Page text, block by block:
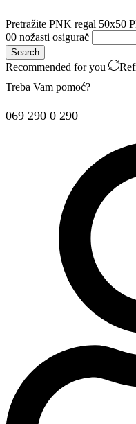
Pretražite PNK regal 50x50
00 nožasti osigurač
Search
Recommended for you
Treba Vam pomoć?
069 290 0 290